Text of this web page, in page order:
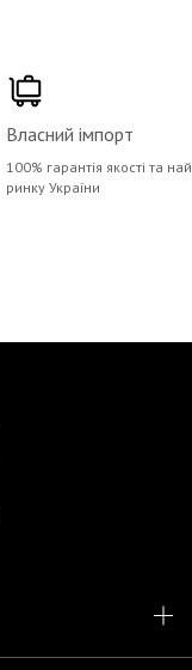
Власний імпорт
100% гарантія якості та
ринку України